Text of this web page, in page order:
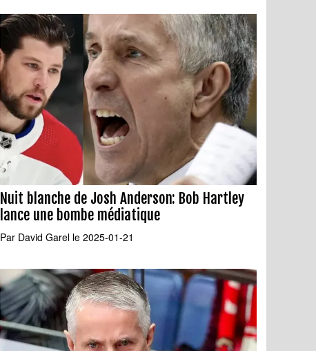
Nuit blanche de Josh Anderson: Bob Hartley
lance une bombe médiatique
Par David Garel le 2025-01-21